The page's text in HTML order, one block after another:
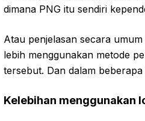
dimana PNG itu sendiri
Atau penjelasan secara
lebih menggunakan metode
tersebut. Dan dalam
Kelebihan menggunakan